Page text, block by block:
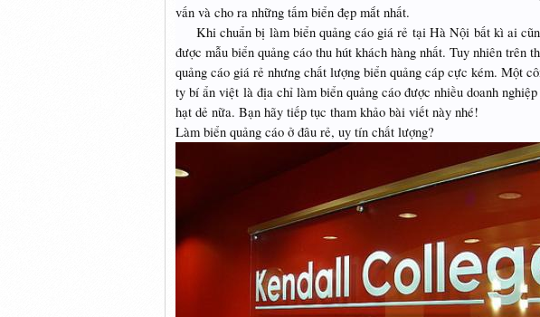
vấn và cho ra những tấm biển đẹp mắt nhất.
Khi chuẩn bị làm biển quảng cáo giá rẻ tại Hà Nội bất kì ai
được mẫu biển quảng cáo thu hút khách hàng nhất. Tuy nhiên trên
quảng cáo giá rẻ nhưng chất lượng biển quảng cáp cực kém. Một
ty bí ẩn việt là địa chỉ làm biển quảng cáo được nhiều doanh
hạt dẻ nữa. Bạn hãy tiếp tục tham khảo bài viết này nhé!
Làm biển quảng cáo ở đâu rẻ, uy tín chất lượng?